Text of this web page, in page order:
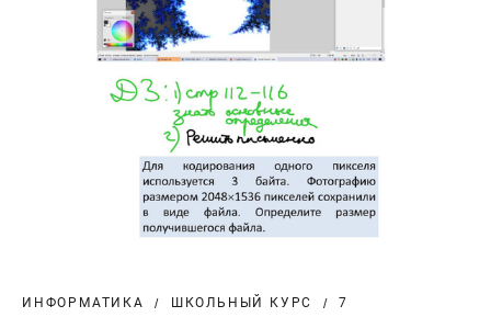
ИНФОРМАТИКА ШКОЛЬНЫЙ КУРС 7